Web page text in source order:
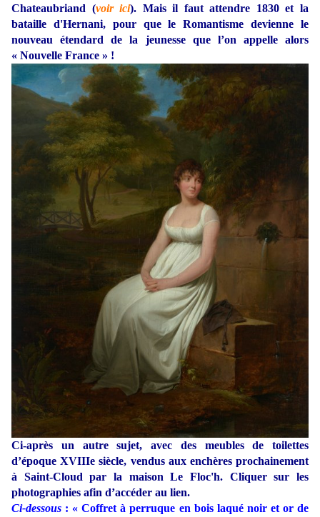
Chateaubriand (voir ici). Mais il faut attendre 1830 et la
bataille d'Hernani, pour que le Romantisme devienne le
nouveau étendard de la jeunesse que l’on appelle alors
« Nouvelle France » !
Ci-après un autre sujet, avec des meubles de toilettes
d’époque XVIIIe siècle, vendus aux enchères prochainement
à Saint-Cloud par la maison Le Floc'h. Cliquer sur les
photographies afin d’accéder au lien.
Ci-dessous : « Coffret à perruque en bois laqué noir et or de